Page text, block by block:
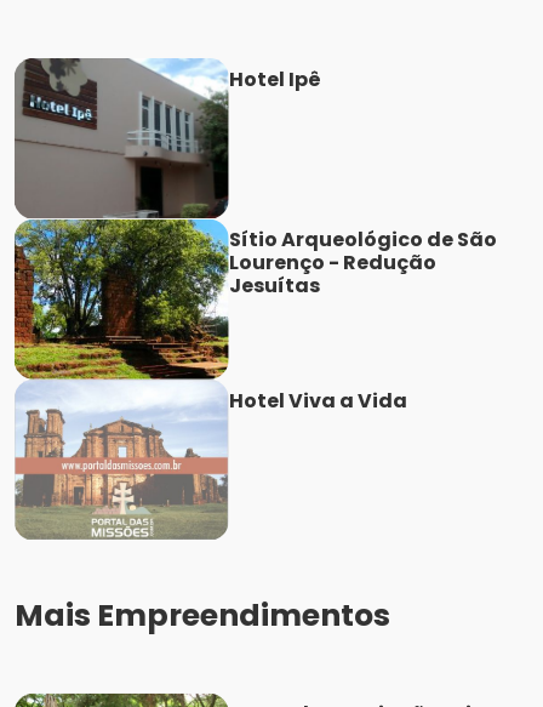
Hotel Ipê
Sítio Arqueológico de São
Lourenço - Redução
Jesuítas
Hotel Viva a Vida
Mais Empreendimentos